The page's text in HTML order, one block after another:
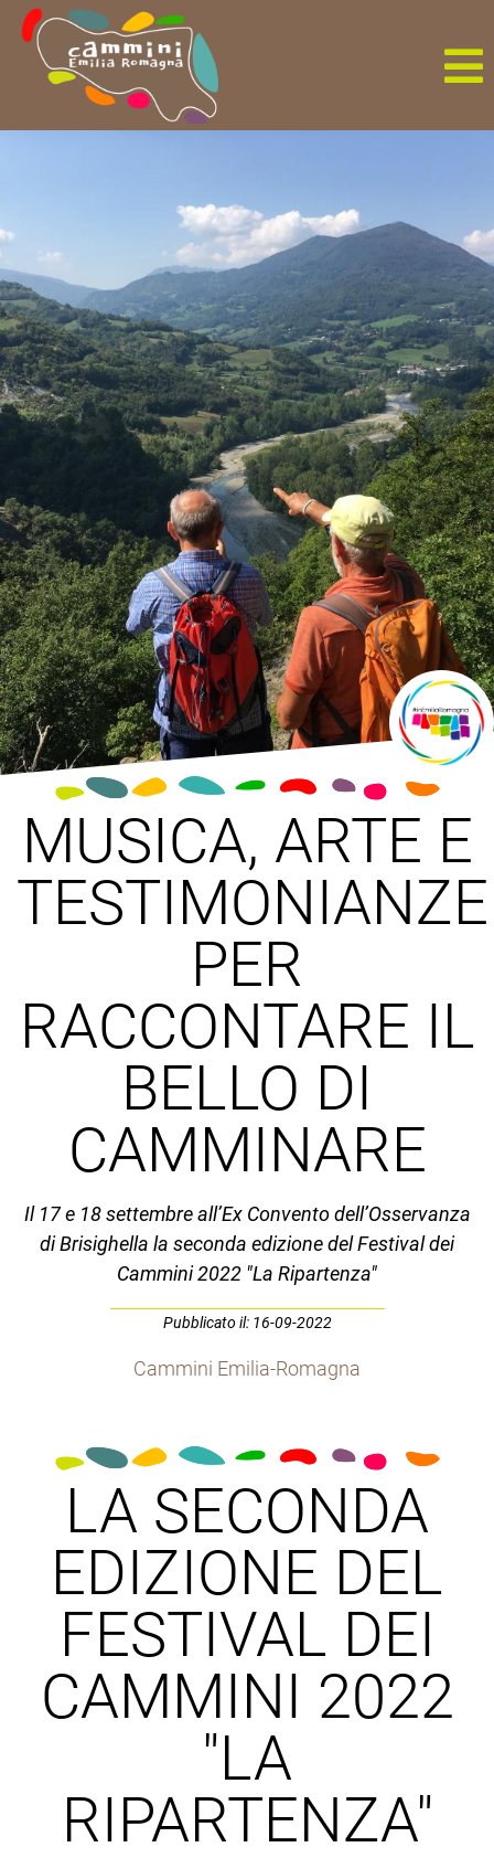
MUSICA, ARTE E
TESTIMONIANZE
PER
RACCONTARE IL
BELLO DI
CAMMINARE
Il 17 e 18 settembre all’Ex Convento dell’Osservanza
di Brisighella la seconda edizione del Festival dei
Cammini 2022 "La Ripartenza"
Pubblicato il: 16-09-2022
Cammini Emilia-Romagna
LA SECONDA
EDIZIONE DEL
FESTIVAL DEI
CAMMINI 2022
"LA
RIPARTENZA"